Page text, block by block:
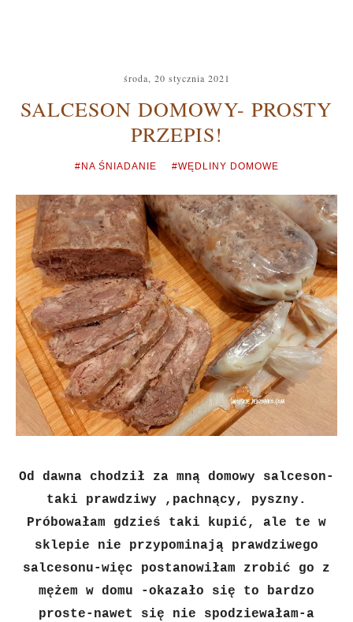
środa, 20 stycznia 2021
SALCESON DOMOWY- PROSTY
PRZEPIS!
#NA ŚNIADANIE #WĘDLINY DOMOWE
Od dawna chodził za mną domowy salceson-
taki prawdziwy ,pachnący, pyszny.
Próbowałam gdzieś taki kupić, ale te w
sklepie nie przypominają prawdziwego
salcesonu-więc postanowiłam zrobić go z
mężem w domu
-okazało się to bardzo
proste-nawet się nie spodziewałam-a